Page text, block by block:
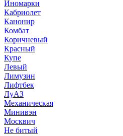
Иномарки
Кабриолет
Канонир
Комбат
Коричневый
Красный
Купе
Левый
Лимузин
Лифтбек
ЛуАЗ
Механическая
Минивэн
Москвич
Не битый